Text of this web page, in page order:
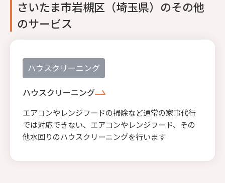
さいたま市岩槻区（埼玉県）のその他
のサービス
ハウスクリーニング
ハウスクリーニング
エアコンやレンジフードの掃除など通常の家事代行
では対応できない、エアコンやレンジフード、その
他水回りのハウスクリーニングを行います